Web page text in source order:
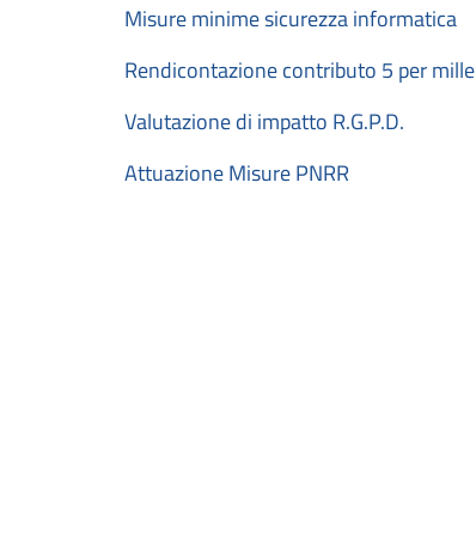
Misure minime sicurezza informatica
Rendicontazione contributo 5 per mille
Valutazione di impatto R.G.P.D.
Attuazione Misure PNRR